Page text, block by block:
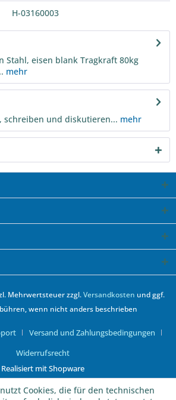
H-03160003
Stahl, eisen blank Tragkraft 80kg
mehr
schreiben und diskutieren... mehr
Mehrwertsteuer zzgl.Versandkosten und ggf.
wenn nicht anders beschrieben
Versand und Zahlungsbedingungen
Widerrufsrecht
Realisiert mit Shopware
Cookies, die für den technischen